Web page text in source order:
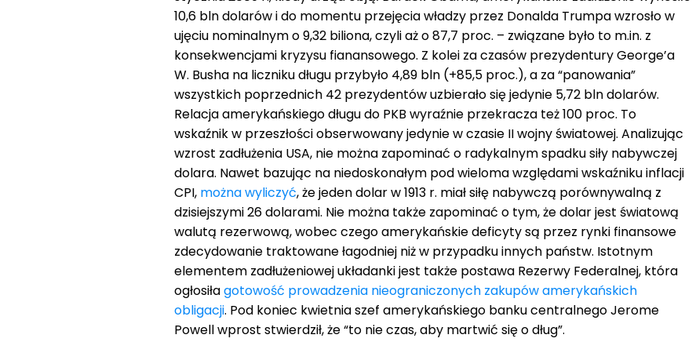
10,6 bln dolarów i do momentu przejęcia władzy przez Donalda Trumpa wzrosło w
ujęciu nominalnym o 9,32 biliona, czyli aż o 87,7 proc. – związane było to m.in. z
konsekwencjami kryzysu fianansowego. Z kolei za czasów prezydentury George’a
W. Busha na liczniku długu przybyło 4,89 bln (+85,5 proc.), a za “panowania”
wszystkich poprzednich 42 prezydentów uzbierało się jedynie 5,72 bln dolarów.
Relacja amerykańskiego długu do PKB wyraźnie przekracza też 100 proc. To
wskaźnik w przeszłości obserwowany jedynie w czasie II wojny światowej. Analizując
wzrost zadłużenia USA, nie można zapominać o radykalnym spadku siły nabywczej
dolara. Nawet bazując na niedoskonałym pod wieloma względami wskaźniku inflacji
CPI, można wyliczyć, że jeden dolar w 1913 r. miał siłę nabywczą porównywalną z
dzisiejszymi 26 dolarami. Nie można także zapominać o tym, że dolar jest światową
walutą rezerwową, wobec czego amerykańskie deficyty są przez rynki finansowe
zdecydowanie traktowane łagodniej niż w przypadku innych państw. Istotnym
elementem zadłużeniowej układanki jest także postawa Rezerwy Federalnej, która
ogłosiłagotowość prowadzenia nieograniczonych zakupów amerykańskich
obligacji. Pod koniec kwietnia szef amerykańskiego banku centralnego Jerome
Powell wprost stwierdził, że “to nie czas, aby martwić się o dług”.